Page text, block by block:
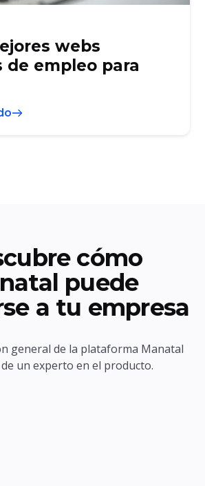
webs
de empleo para
cómo
puede
a tu empresa
general de la plataforma Manatal
un experto en el producto.